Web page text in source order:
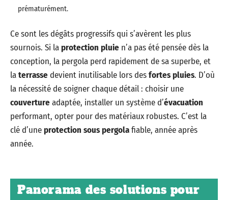
prématurément.
Ce sont les dégâts progressifs qui s’avèrent les plus
sournois. Si laprotection pluie n’a pas été pensée dès la
conception, la pergola perd rapidement de sa superbe, et
laterrassedevient inutilisable lors desfortes pluies. D’où
la nécessité de soigner chaque détail : choisir une
couvertureadaptée, installer un système d’évacuation
performant, opter pour des matériaux robustes. C’est la
clé d’uneprotection sous pergolafiable, année après
année.
Panorama des solutions pour